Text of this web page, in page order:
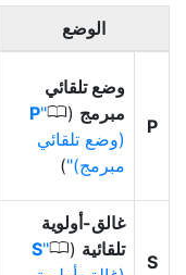
الوضع
P
وضع تلقائي
مبرمج (
0
P
(وضع تلقائي
مبرمج) )
S
غالق-أولوية
تلقائية (
0
S